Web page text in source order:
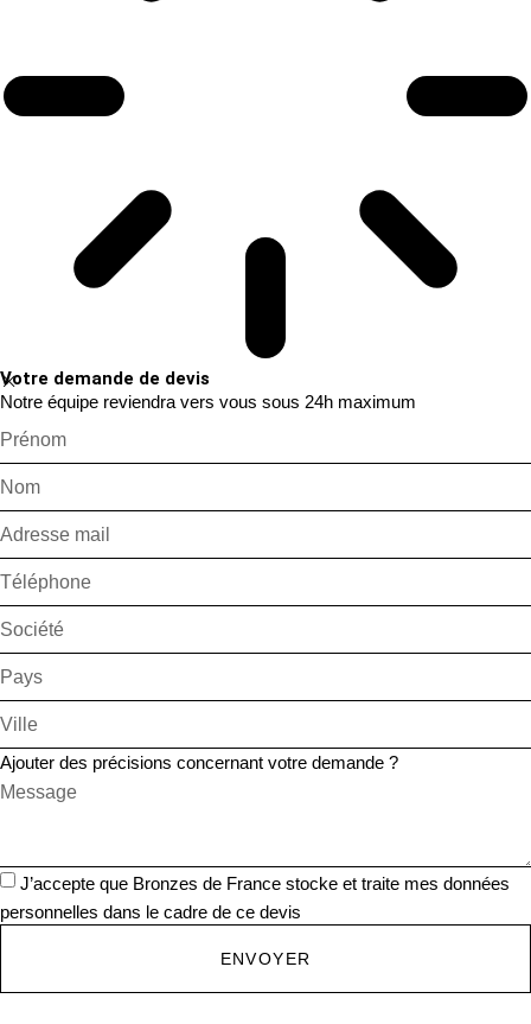
Votre demande de devis
Notre équipe reviendra vers vous sous 24h maximum
Ajouter des précisions concernant votre demande ?
J’accepte que Bronzes de France stocke et traite mes données
personnelles dans le cadre de ce devis
ENVOYER